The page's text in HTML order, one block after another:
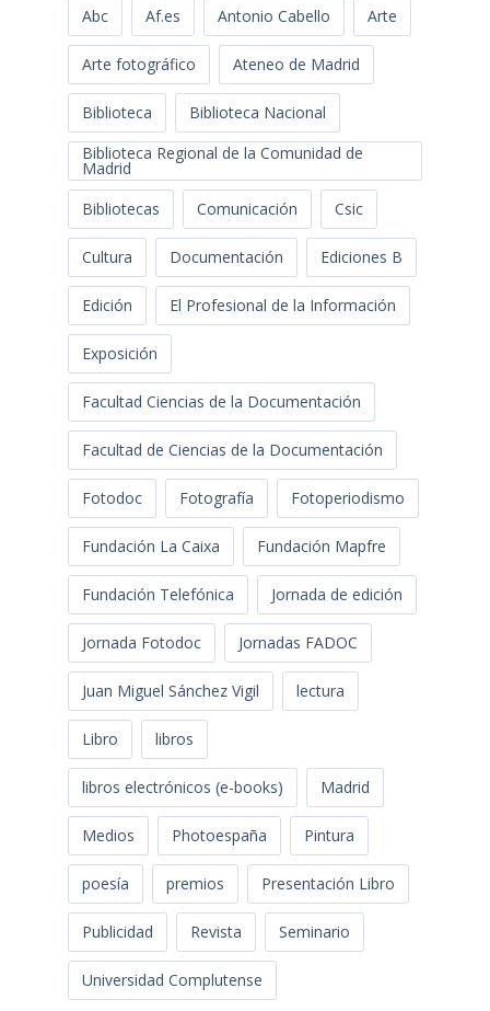
Abc Af.es Antonio Cabello Arte
Arte fotográfico Ateneo de Madrid
Biblioteca
Biblioteca Nacional
Biblioteca Regional de la Comunidad de
Madrid
Bibliotecas
Comunicación Csic
Cultura Documentación Ediciones B
Edición El Profesional de la Información
Exposición
Facultad Ciencias de la Documentación
Facultad de Ciencias de la Documentación
Fotodoc Fotografía Fotoperiodismo
Fundación La Caixa Fundación Mapfre
Fundación Telefónica Jornada de edición
Jornada Fotodoc Jornadas FADOC
Juan Miguel Sánchez Vigil lectura
Libro libros
libros electrónicos (e-books) Madrid
Medios Photoespaña Pintura
poesía premios Presentación Libro
Publicidad Revista Seminario
Universidad Complutense